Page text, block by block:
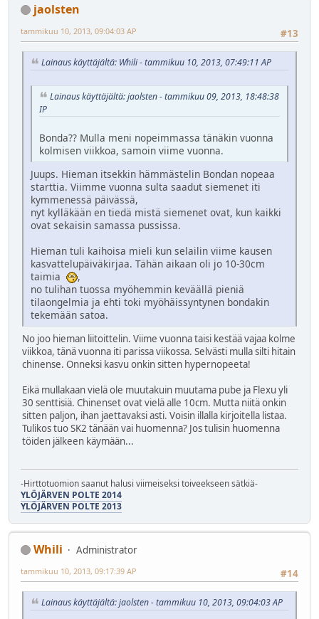
jaolsten
#13
tammikuu 10, 2013, 09:04:03 AP
Lainaus käyttäjältä: Whili - tammikuu 10, 2013, 07:49:11 AP
Lainaus käyttäjältä: jaolsten - tammikuu 09, 2013, 18:48:38
IP
Bonda?? Mulla meni nopeimmassa tänäkin vuonna
kolmisen viikkoa, samoin viime vuonna.
Juups. Hieman itsekkin hämmästelin Bondan nopeaa
starttia. Viimme vuonna sulta saadut siemenet iti
kymmenessä päivässä,
nyt kylläkään en tiedä mistä siemenet ovat, kun kaikki
ovat sekaisin samassa pussissa.
Hieman tuli kaihoisa mieli kun selailin viime kausen
kasvattelupäiväkirjaa. Tähän aikaan oli jo 10-30cm
taimia
,
no tulihan tuossa myöhemmin keväällä pieniä
tilaongelmia ja ehti toki myöhäissyntynen bondakin
tekemään satoa.
No joo hieman liitoittelin. Viime vuonna taisi kestää vajaa kolme
viikkoa, tänä vuonna iti parissa viikossa. Selvästi mulla silti hitain
chinense. Onneksi kasvu onkin sitten hypernopeeta!
Eikä mullakaan vielä ole muutakuin muutama pube ja Flexu yli
30 senttisiä. Chinenset ovat vielä alle 10cm. Mutta niitä onkin
sitten paljon, ihan jaettavaksi asti. Voisin illalla kirjoitella listaa.
Tulikos tuo SK2 tänään vai huomenna? Jos tulisin huomenna
töiden jälkeen käymään...
-Hirttotuomion saanut halusi viimeiseksi toiveekseen sätkiä-
YLÖJÄRVEN POLTE 2014
YLÖJÄRVEN POLTE 2013
Whili
Administrator
#14
tammikuu 10, 2013, 09:17:39 AP
Lainaus käyttäjältä: jaolsten - tammikuu 10, 2013, 09:04:03 AP